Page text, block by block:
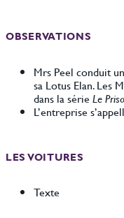
OBSERVATIONS
Mrs Peel conduit
sa Lotus Elan. Les
dans la série Le
L’entreprise
LES VOITURES
Texte